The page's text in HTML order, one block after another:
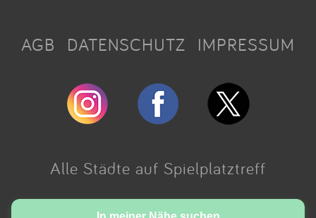
AGB DATENSCHUTZ IMPRESSUM
Alle Städte auf Spielplatztreff